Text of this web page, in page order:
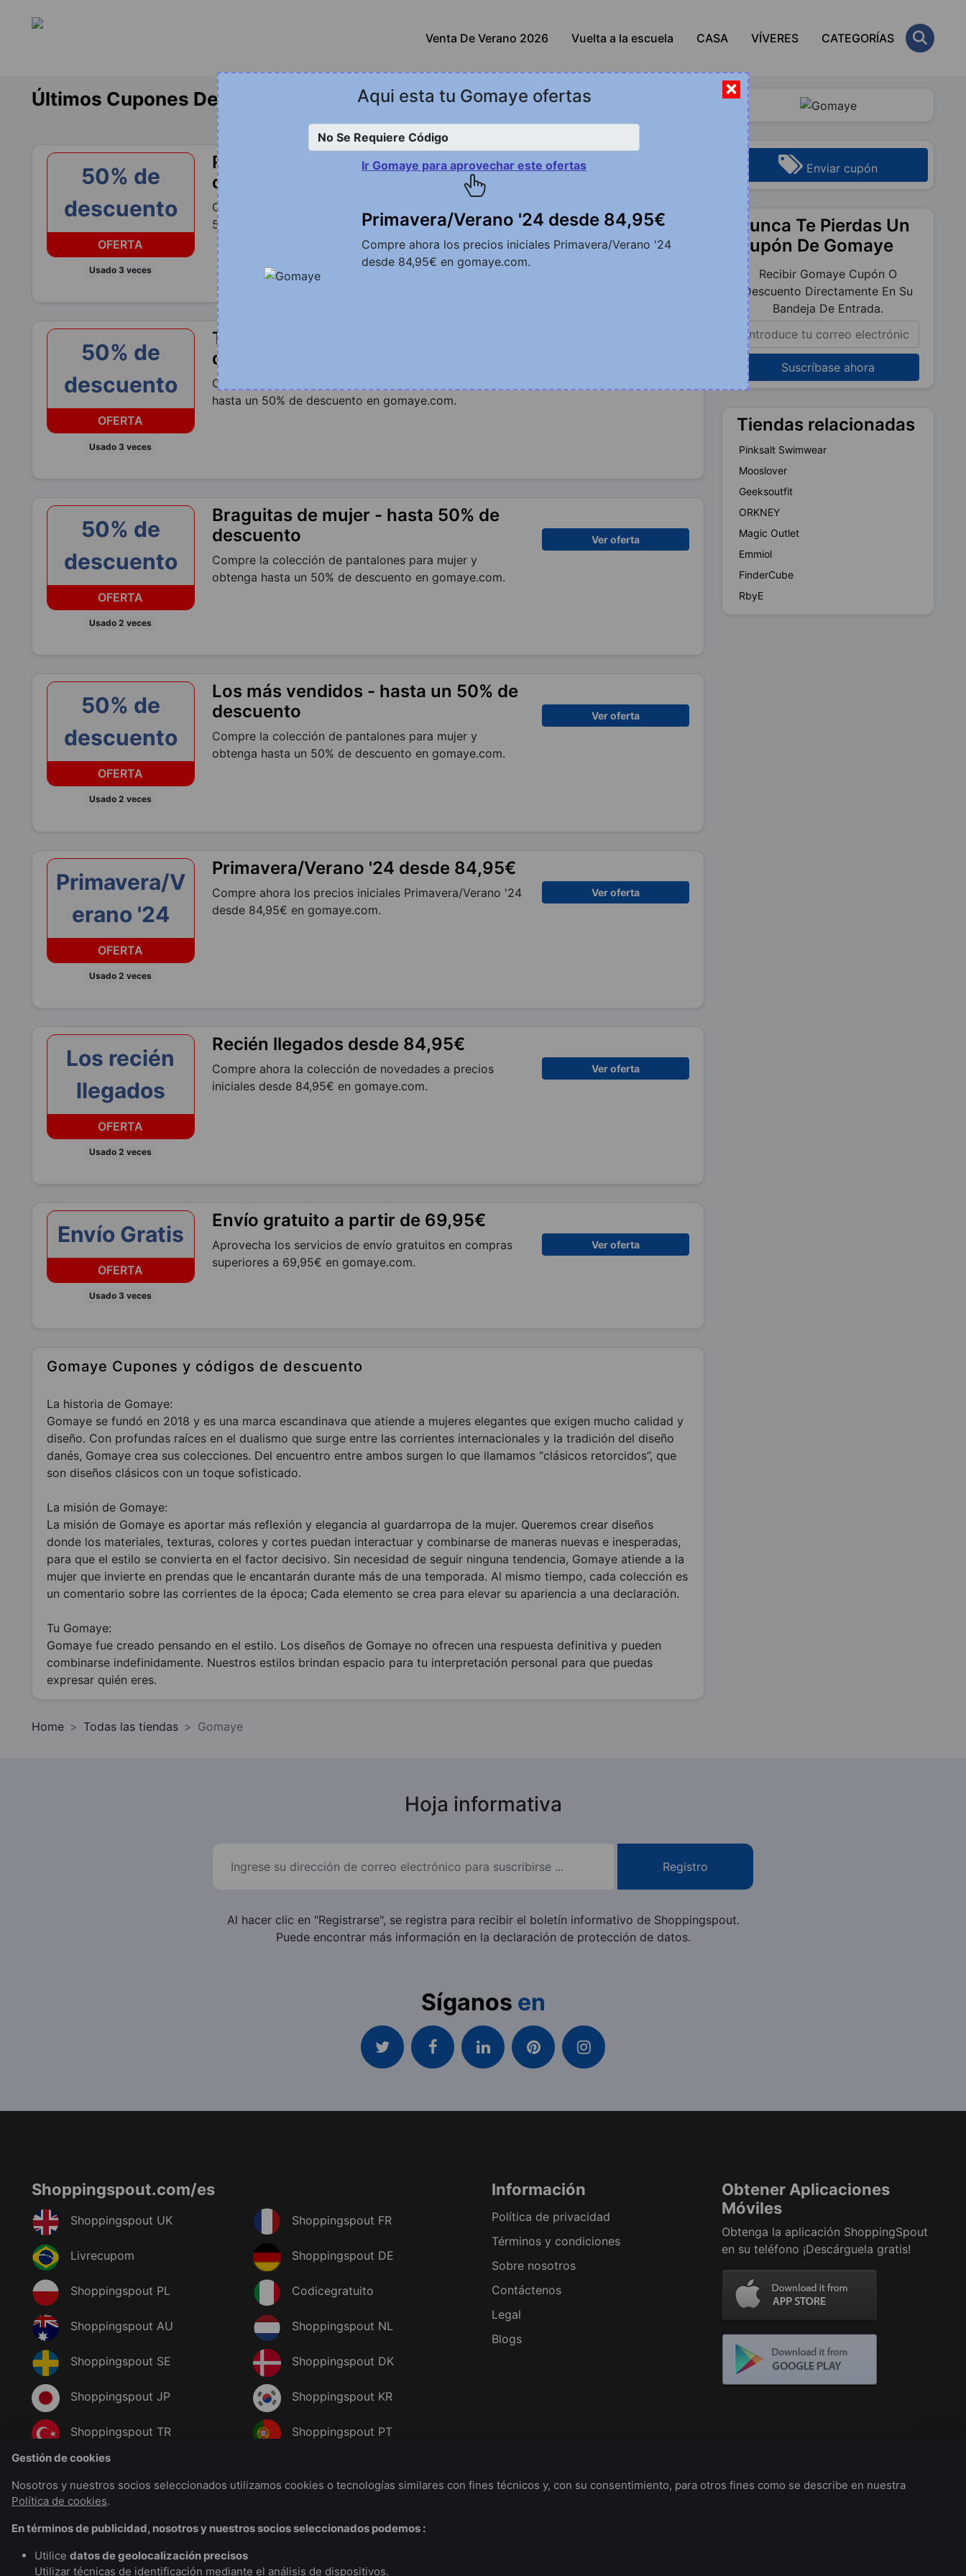
Venta De Verano 2026 Vuelta a la escuela CASA VÍVERES CATEGORÍAS
×
Aqui esta tu Gomaye ofertas
Ir Gomaye para aprovechar este ofertas
Primavera/Verano '24 desde 84,95€
Compre ahora los precios iniciales Primavera/Verano '24
desde 84,95€ en gomaye.com.
Últimos Cupones De Descuento De Gomaye
50% de
descuento
OFERTA
Usado 3 veces
Recogida en rebajas - hasta 50% de
descuento
Compre ahora la colección de rebajas y reciba hasta un
50% de descuento en gomaye.com.
50% de
descuento
OFERTA
Usado 3 veces
Tops de mujer - hasta 50% de
descuento
Compra la colección de tops para mujer y consigue
hasta un 50% de descuento en gomaye.com.
50% de
descuento
OFERTA
Usado 2 veces
Braguitas de mujer - hasta 50% de
descuento
Compre la colección de pantalones para mujer y
obtenga hasta un 50% de descuento en gomaye.com.
Ver oferta
50% de
descuento
OFERTA
Usado 2 veces
Los más vendidos - hasta un 50% de
descuento
Compre la colección de pantalones para mujer y
obtenga hasta un 50% de descuento en gomaye.com.
Ver oferta
Primavera/V
erano '24
OFERTA
Usado 2 veces
Primavera/Verano '24 desde 84,95€
Compre ahora los precios iniciales Primavera/Verano '24
desde 84,95€ en gomaye.com.
Ver oferta
Los recién
llegados
OFERTA
Usado 2 veces
Recién llegados desde 84,95€
Compre ahora la colección de novedades a precios
iniciales desde 84,95€ en gomaye.com.
Ver oferta
Envío Gratis
OFERTA
Usado 3 veces
Envío gratuito a partir de 69,95€
Aprovecha los servicios de envío gratuitos en compras
superiores a 69,95€ en gomaye.com.
Ver oferta
Gomaye Cupones y códigos de descuento
La historia de Gomaye:
Gomaye se fundó en 2018 y es una marca escandinava que atiende a mujeres elegantes que exigen mucho calidad y
diseño. Con profundas raíces en el dualismo que surge entre las corrientes internacionales y la tradición del diseño
danés, Gomaye crea sus colecciones. Del encuentro entre ambos surgen lo que llamamos “clásicos retorcidos”, que
son diseños clásicos con un toque sofisticado.
La misión de Gomaye:
La misión de Gomaye es aportar más reflexión y elegancia al guardarropa de la mujer. Queremos crear diseños
donde los materiales, texturas, colores y cortes puedan interactuar y combinarse de maneras nuevas e inesperadas,
para que el estilo se convierta en el factor decisivo. Sin necesidad de seguir ninguna tendencia, Gomaye atiende a la
mujer que invierte en prendas que le encantarán durante más de una temporada. Al mismo tiempo, cada colección es
un comentario sobre las corrientes de la época; Cada elemento se crea para elevar su apariencia a una declaración.
Tu Gomaye:
Gomaye fue creado pensando en el estilo. Los diseños de Gomaye no ofrecen una respuesta definitiva y pueden
combinarse indefinidamente. Nuestros estilos brindan espacio para tu interpretación personal para que puedas
expresar quién eres.
Enviar cupón
Nunca Te Pierdas Un
Cupón De Gomaye
Recibir Gomaye Cupón O
Descuento Directamente En Su
Bandeja De Entrada.
Suscríbase ahora
Tiendas relacionadas
Pinksalt Swimwear
Mooslover
Geeksoutfit
ORKNEY
Magic Outlet
Emmiol
FinderCube
RbyE
Home Todas las tiendas Gomaye
Hoja informativa
Registro
Al hacer clic en "Registrarse", se registra para recibir el boletín informativo de Shoppingspout.
Puede encontrar más información en la declaración de protección de datos.
Síganos en
Shoppingspout.com/es
Shoppingspout UK Shoppingspout FR
Livrecupom Shoppingspout DE
Shoppingspout PL Codicegratuito
Shoppingspout AU Shoppingspout NL
Shoppingspout SE Shoppingspout DK
Shoppingspout JP Shoppingspout KR
Shoppingspout TR Shoppingspout PT
Información
Política de privacidad
Términos y condiciones
Sobre nosotros
Contáctenos
Legal
Blogs
Obtener Aplicaciones
Móviles
Obtenga la aplicación ShoppingSpout
en su teléfono ¡Descárguela gratis!
Gestión de cookies
Nosotros y nuestros socios seleccionados utilizamos cookies o tecnologías similares con fines técnicos y, con su consentimiento, para otros fines como se describe en nuestra
Política de cookies.
En términos de publicidad, nosotros y nuestros socios seleccionados podemos :
Utilice datos de geolocalización precisos
Utilizar técnicas de identificación mediante el análisis de dispositivos.